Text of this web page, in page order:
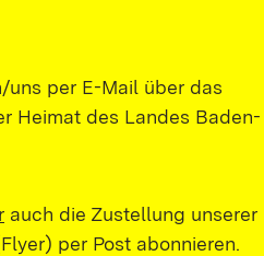
uns per E-Mail über das
Heimat des Landes Baden-
auch die Zustellung unserer
per Post abonnieren.